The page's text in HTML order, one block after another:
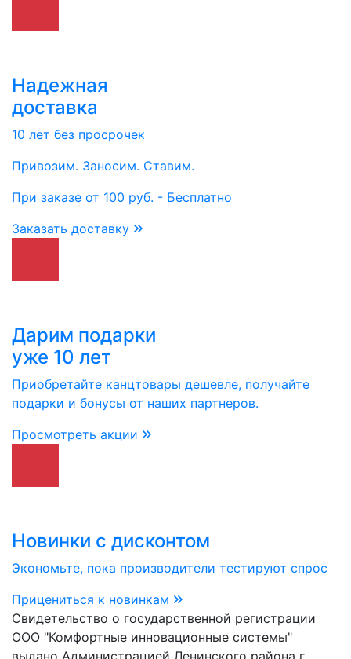
Надежная
доставка
10 лет без просрочек
Привозим. Заносим. Ставим.
При заказе от 100 руб. - Бесплатно
Заказать доставку
Дарим подарки
уже 10 лет
Приобретайте канцтовары дешевле, получайте
подарки и бонусы от наших партнеров.
Просмотреть акции
Новинки с дисконтом
Экономьте, пока производители тестируют спрос
Прицениться к новинкам
Свидетельство о государственной регистрации
ООО "Комфортные инновационные системы"
выдано Администрацией Ленинского района г.